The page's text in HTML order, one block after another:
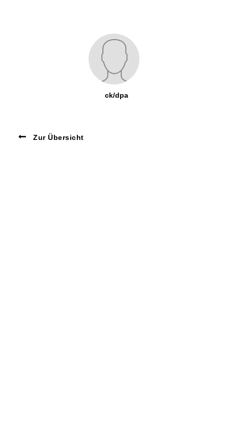
ck/dpa
Zur Übersicht